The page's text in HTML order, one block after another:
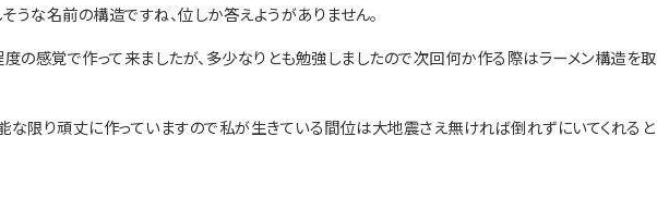
うな名前の構造ですね、位しか答えようがありません。
の感覚で作って来ましたが、多少なりとも勉強しましたので次回何か作る際はラーメン構造を取
な限り頑丈に作っていますので私が生きている間位は大地震さえ無ければ倒れずにいてくれると